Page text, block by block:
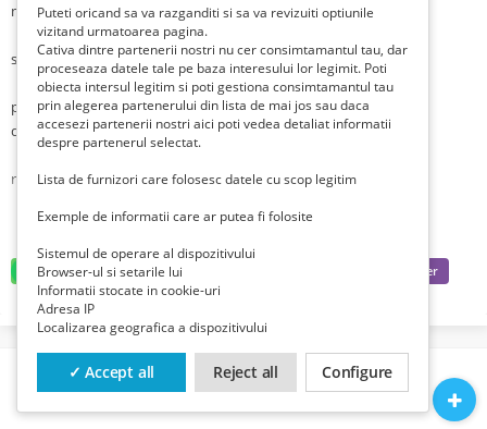
model foarte practic pentru spatiile mici cadita inalta alba
sticla cabinei este securizata si este de culoare neagra 4mm
panoul central are un display de comanda electronic este negru
deasemenea
radio FM
difuzor
ventilator
cromoterapie
6 diuze cu hidromasaj
dus tavan cu efect de ploaie marunta
Puteti oricand sa va razganditi si sa va revizuiti optiunile
vizitand urmatoarea pagina.
Cativa dintre partenerii nostri nu cer consimtamantul tau, dar
proceseaza datele tale pe baza interesului lor legimit. Poti
obiecta intersul legitim si poti gestiona consimtamantul tau
prin alegerea partenerului din lista de mai jos sau daca
accesezi partenerii nostri aici poti vedea detaliat informatii
despre partenerul selectat.
Lista de furnizori care folosesc datele cu scop legitim
Exemple de informatii care ar putea fi folosite
Sistemul de operare al dispozitivului
Browser-ul si setarile lui
Informatii stocate in cookie-uri
Adresa IP
Localizarea geografica a dispozitivului
✓ Accept all Reject all Configure